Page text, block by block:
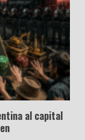
al capital